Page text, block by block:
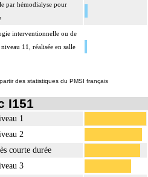
par hémodialyse pour
interventionnelle ou de
11, réalisée en salle
des statistiques du PMSI français
I151
1
2
courte durée
3